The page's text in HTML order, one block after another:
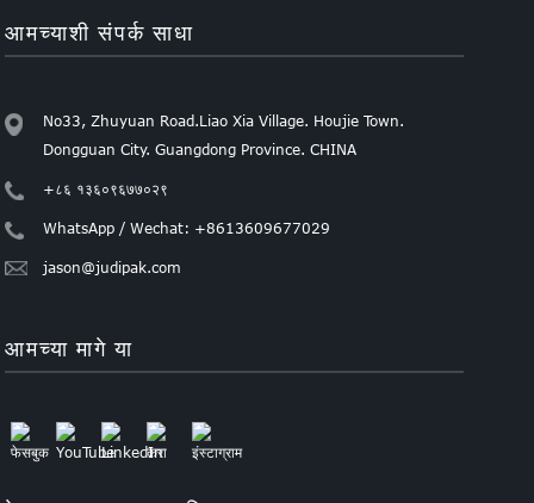
आमच्याशी संपर्क साधा
No33, Zhuyuan Road.Liao Xia Village. Houjie Town.
Dongguan City. Guangdong Province. CHINA
+८६ १३६०९६७७०२९
WhatsApp / Wechat: +8613609677029
jason@judipak.com
आमच्या मागे या